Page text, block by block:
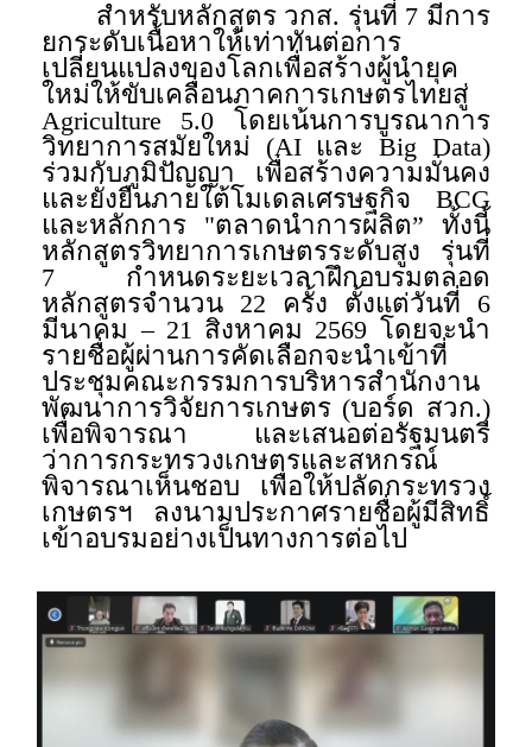
สำหรับหลักสูตร วกส. รุ่นที่ 7 มีการ
ยกระดับเนื้อหาให้เท่าทันต่อการ
เปลี่ยนแปลงของโลกเพื่อสร้างผู้นำยุค
ใหม่ให้ขับเคลื่อนภาคการเกษตรไทยสู่
Agriculture 5.0 โดยเน้นการบูรณาการ
วิทยาการสมัยใหม่ (AI และ Big Data)
ร่วมกับภูมิปัญญา เพื่อสร้างความมั่นคง
และยั่งยืนภายใต้โมเดลเศรษฐกิจ BCG
และหลักการ "ตลาดนำการผลิต” ทั้งนี้
หลักสูตรวิทยาการเกษตรระดับสูง รุ่นที่
7 กำหนดระยะเวลาฝึกอบรมตลอด
หลักสูตรจำนวน 22 ครั้ง ตั้งแต่วันที่ 6
มีนาคม – 21 สิงหาคม 2569 โดยจะนำ
รายชื่อผู้ผ่านการคัดเลือกจะนำเข้าที่
ประชุมคณะกรรมการบริหารสำนักงาน
พัฒนาการวิจัยการเกษตร (บอร์ด สวก.)
เพื่อพิจารณา และเสนอต่อรัฐมนตรี
ว่าการกระทรวงเกษตรและสหกรณ์
พิจารณาเห็นชอบ เพื่อให้ปลัดกระทรวง
เกษตรฯ ลงนามประกาศรายชื่อผู้มีสิทธิ์
เข้าอบรมอย่างเป็นทางการต่อไป